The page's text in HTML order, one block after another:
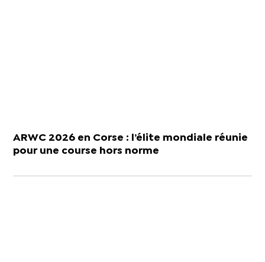
ARWC 2026 en Corse : l’élite mondiale réunie
pour une course hors norme